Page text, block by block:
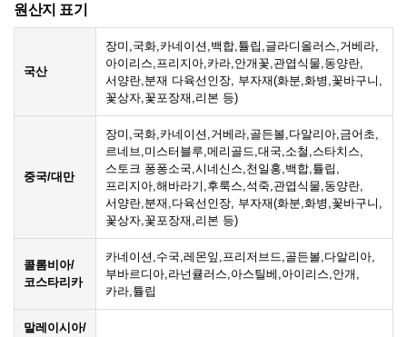
원산지 표기
국산
장미,국화,카네이션,백합,튤립,글라디올러스,거베라,
아이리스,프리지아,카라,안개꽃,관엽식물,동양란,
서양란,분재 다육선인장, 부자재(화분,화병,꽃바구니,
꽃상자,꽃포장재,리본 등)
중국/대만
장미,국화,카네이션,거베라,골든볼,다알리아,금어초,
르네브,미스터블루,메리골드,대국,소철,스타치스,
스토크 퐁퐁소국,시네신스,천일홍,백합,튤립,
프리지아,해바라기,후룩스,석죽,관엽식물,동양란,
서양란,분재,다육선인장, 부자재(화분,화병,꽃바구니,
꽃상자,꽃포장재,리본 등)
콜롬비아/
코스타리카
카네이션,수국,레몬잎,프리저브드,골든볼,다알리아,
부바르디아,라넌큘러스,아스틸베,아이리스,안개,
카라,튤립
말레이시아/